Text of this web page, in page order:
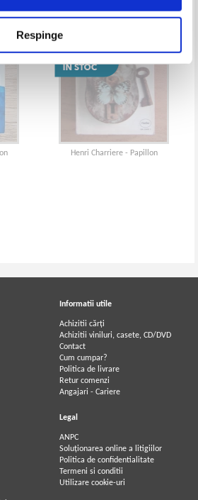
Respinge
Henri Charriere - Papillon
Informatii utile
Achizitii cărți
Achizitii viniluri, casete, CD/DVD
Contact
Cum cumpar?
Politica de livrare
Retur comenzi
Angajari - Cariere
Legal
ANPC
Soluționarea online a litigiilor
Politica de confidentialitate
Termeni si conditii
Utilizare cookie-uri